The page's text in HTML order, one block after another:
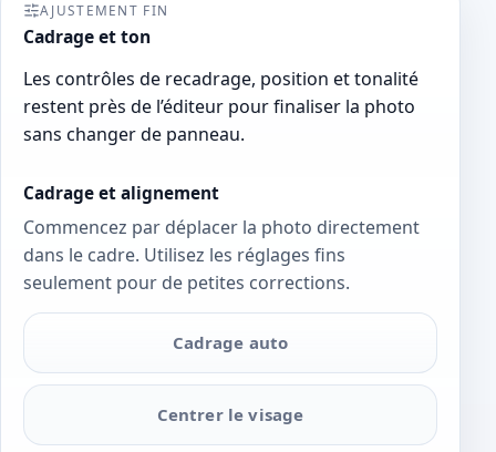
AJUSTEMENT FIN
Cadrage et ton
Les contrôles de recadrage, position et tonalité
restent près de l’éditeur pour finaliser la photo
sans changer de panneau.
Cadrage et alignement
Commencez par déplacer la photo directement
dans le cadre. Utilisez les réglages fins
seulement pour de petites corrections.
Cadrage auto
Centrer le visage